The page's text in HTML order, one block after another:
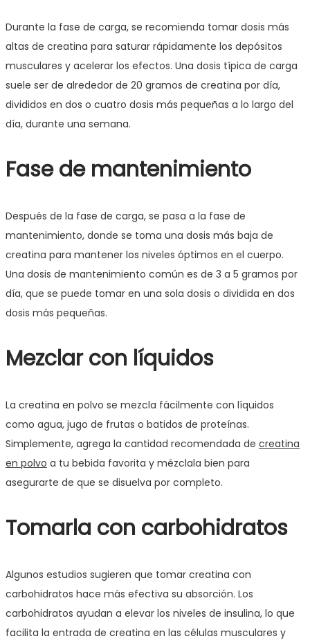
Durante la fase de carga, se recomienda tomar dosis más
altas de creatina para saturar rápidamente los depósitos
musculares y acelerar los efectos. Una dosis típica de carga
suele ser de alrededor de 20 gramos de creatina por día,
divididos en dos o cuatro dosis más pequeñas a lo largo del
día, durante una semana.
Fase de mantenimiento
Después de la fase de carga, se pasa a la fase de
mantenimiento, donde se toma una dosis más baja de
creatina para mantener los niveles óptimos en el cuerpo.
Una dosis de mantenimiento común es de 3 a 5 gramos por
día, que se puede tomar en una sola dosis o dividida en dos
dosis más pequeñas.
Mezclar con líquidos
La creatina en polvo se mezcla fácilmente con líquidos
como agua, jugo de frutas o batidos de proteínas.
Simplemente, agrega la cantidad recomendada de creatina
en polvo a tu bebida favorita y mézclala bien para
asegurarte de que se disuelva por completo.
Tomarla con carbohidratos
Algunos estudios sugieren que tomar creatina con
carbohidratos hace más efectiva su absorción. Los
carbohidratos ayudan a elevar los niveles de insulina, lo que
facilita la entrada de creatina en las células musculares y